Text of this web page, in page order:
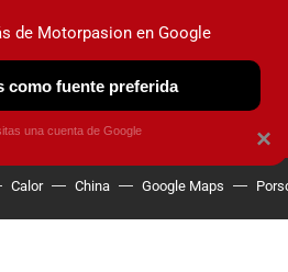
OBSERVATORIO
Calor China Google Maps
×
de Motorpasion en Google
como fuente preferida
una cuenta de Google